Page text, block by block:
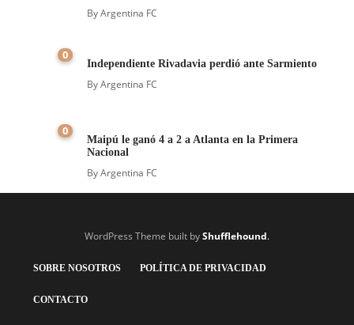
ByArgentina FC
0
Independiente Rivadavia perdió ante Sarmiento
ByArgentina FC
0
Maipú le ganó 4 a 2 a Atlanta en la Primera
Nacional
ByArgentina FC
WordPress Theme built byShufflehound.
SOBRE NOSOTROS POLÍTICA DE PRIVACIDAD
CONTACTO